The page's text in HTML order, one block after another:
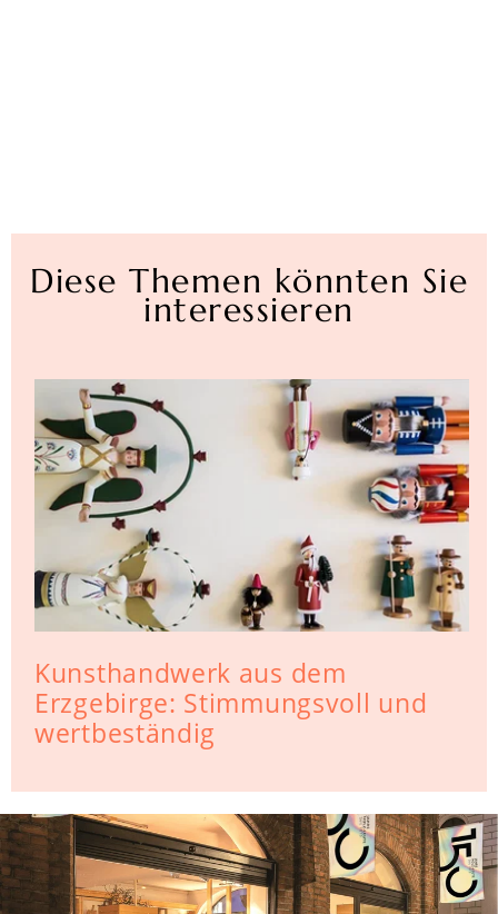
Diese Themen könnten Sie
interessieren
Kunsthandwerk aus dem
Erzgebirge: Stimmungsvoll und
wertbeständig